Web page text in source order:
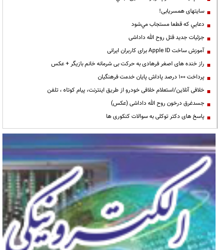
سایتهای همسریابی!
دعايي كه قطعا مستجاب مي‌شود
جزئیات جدید قتل روح الله داداشی
آموزش ساخت Apple ID برای کاربران ایرانی
راز خنده های اصغر فرهادی به حرکت بی شرمانه خانم بازیگر + عکس
پرداخت ۱۰۰ درصد پاداش پایان خدمت فرهنگیان
خلافی آنلاین/استعلام خلافی خودرو از طریق اینترنت، پیام کوتاه ، تلفن
جسدغرق درخون روح الله داداشی (عکس)
پاسخ های دکتر توکلی به سوالات کنکوری ها